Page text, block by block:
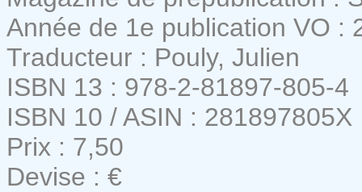
Année de 1e publication VO :
Traducteur : Pouly, Julien
ISBN 13 : 978-2-81897-805-4
ISBN 10 / ASIN : 281897805X
Prix : 7,50
Devise : €